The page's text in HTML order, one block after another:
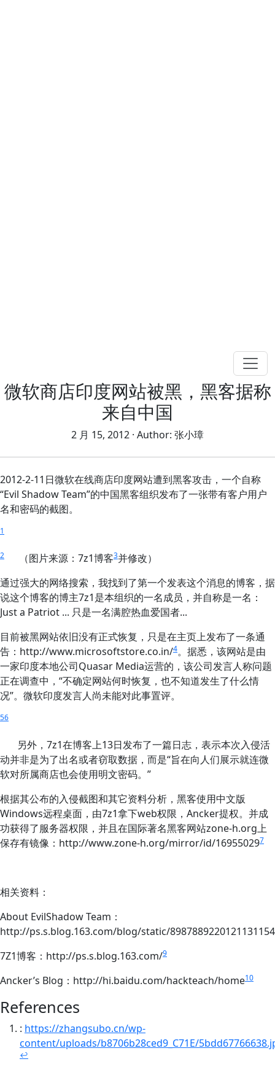
微软商店印度网站被黑，黑客据称
来自中国
2 月 15, 2012 · Author: 张小璋
2012-2-11日微软在线商店印度网站遭到黑客攻击，一个自称
“Evil Shadow Team”的中国黑客组织发布了一张带有客户用户
名和密码的截图。
1
2 （图片来源：7z1博客3并修改）
通过强大的网络搜索，我找到了第一个发表这个消息的博客，据
说这个博客的博主7z1是本组织的一名成员，并自称是一名：
Just a Patriot ... 只是一名满腔热血爱国者...
目前被黑网站依旧没有正式恢复，只是在主页上发布了一条通
告：http://www.microsoftstore.co.in/4。据悉，该网站是由
一家印度本地公司Quasar Media运营的，该公司发言人称问题
正在调查中，“不确定网站何时恢复，也不知道发生了什么情
况”。微软印度发言人尚未能对此事置评。
56
另外，7z1在博客上13日发布了一篇日志，表示本次入侵活
动并非是为了出名或者窃取数据，而是“旨在向人们展示就连微
软对所属商店也会使用明文密码。”
根据其公布的入侵截图和其它资料分析，黑客使用中文版
Windows远程桌面，由7z1拿下web权限，Ancker提权。并成
功获得了服务器权限，并且在国际著名黑客网站zone-h.org上
保存有镜像：http://www.zone-h.org/mirror/id/169550297
相关资料：
About EvilShadow Team：
http://ps.s.blog.163.com/blog/static/
7Z1博客：http://ps.s.blog.163.com/9
Ancker’s Blog：http://hi.baidu.com/hackteach/home10
References
: https://zhangsubo.cn/wp-
content/uploads/b8706b28ced9_C71E/
↩